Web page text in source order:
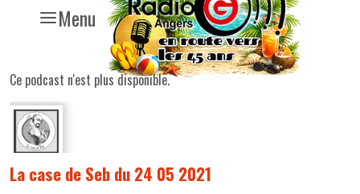
Menu
Ce podcast n'est plus disponible.
La case de Seb du 24 05 2021